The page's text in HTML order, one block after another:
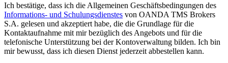
Ich bestätige, dass ich die Allgemeinen Geschäftsbedingungen des
Informations- und Schulungsdienstes von OANDA TMS Brokers
S.A. gelesen und akzeptiert habe, die die Grundlage für die
Kontaktaufnahme mit mir bezüglich des Angebots und für die
telefonische Unterstützung bei der Kontoverwaltung bilden. Ich bin
mir bewusst, dass ich diesen Dienst jederzeit abbestellen kann.